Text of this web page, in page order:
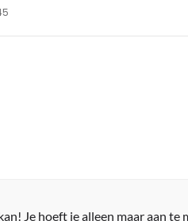
Je hoeft je alleen maar aan te